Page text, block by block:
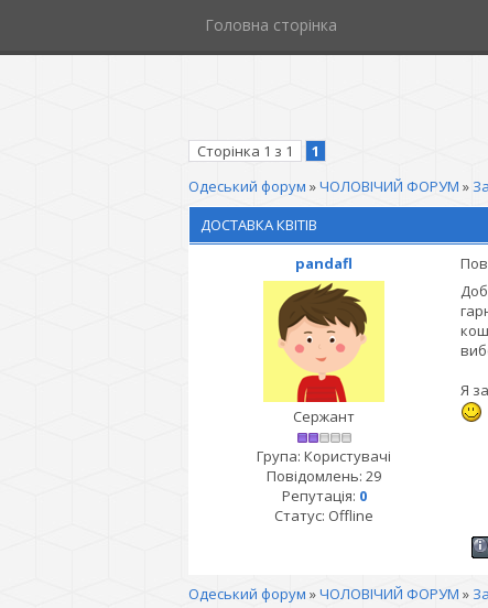
Головна сторінка
Сторінка 1 з 1
1
Одеський форум »ЧОЛОВІЧИЙ ФОРУМ »
ДОСТАВКА КВІТІВ
pandafl
Сержант
Група: Користувачі
Повідомлень: 29
Репутація: 0
Статус: Offline
Я
Одеський форум »ЧОЛОВІЧИЙ ФОРУМ »